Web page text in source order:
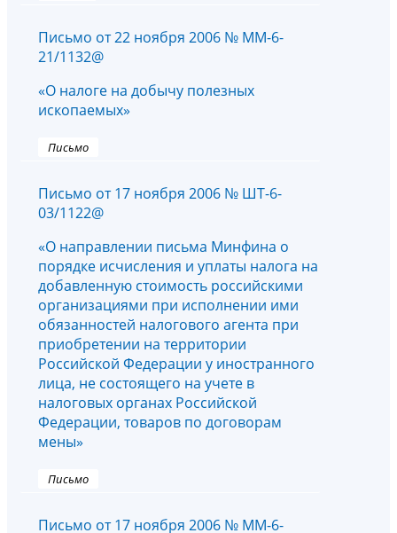
Письмо от 22 ноября 2006 № ММ-6-
21/1132@
«О налоге на добычу полезных
ископаемых»
Письмо
Письмо от 17 ноября 2006 № ШТ-6-
03/1122@
«О направлении письма Минфина о
порядке исчисления и уплаты налога на
добавленную стоимость российскими
организациями при исполнении ими
обязанностей налогового агента при
приобретении на территории
Российской Федерации у иностранного
лица, не состоящего на учете в
налоговых органах Российской
Федерации, товаров по договорам
мены»
Письмо
Письмо от 17 ноября 2006 № ММ-6-